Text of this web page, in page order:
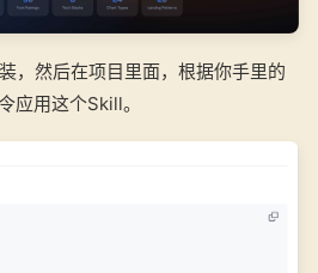
，然后在项目里面，根据你手里的
应用这个Skill。